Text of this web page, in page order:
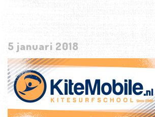
5 januari 2018